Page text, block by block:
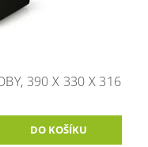
390 X 330 X 316